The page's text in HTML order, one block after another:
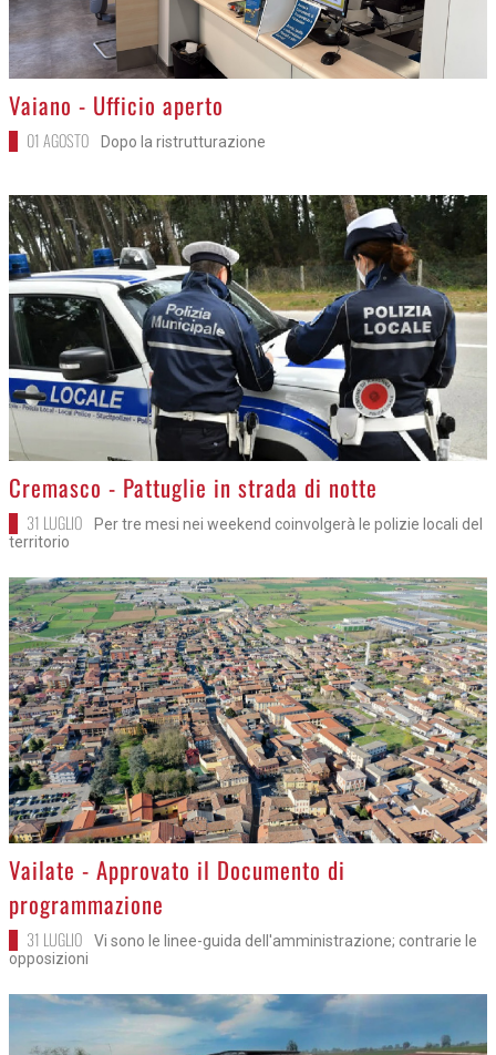
>
Vaiano - Ufficio aperto
01 AGOSTO Dopo la ristrutturazione
>
Cremasco - Pattuglie in strada di notte
31 LUGLIO
Per tre mesi nei weekend coinvolgerà le polizie locali del
territorio
>
Vailate - Approvato il Documento di
programmazione
31 LUGLIO
Vi sono le linee-guida dell'amministrazione; contrarie le
opposizioni